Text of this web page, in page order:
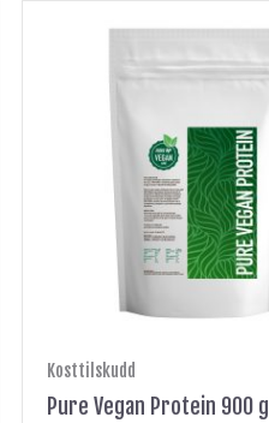
Kosttilskudd
Pure Vegan Protein 900 g
var:
er: